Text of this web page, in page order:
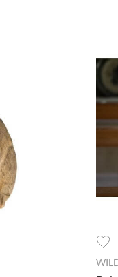
skorzystaj z poniższych
działania witryny. Te pliki
gromadzenie, przeglądanie
aktywności na naszej
być wykorzystywane w